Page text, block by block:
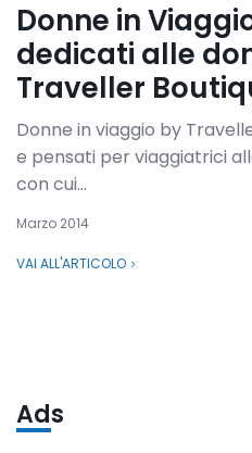
Donne in
dedicati alle
Traveller
Donne in viaggio by
e pensati per viaggiatrici
con cui...
Marzo 2014
VAI ALL'ARTICOLO
Ads